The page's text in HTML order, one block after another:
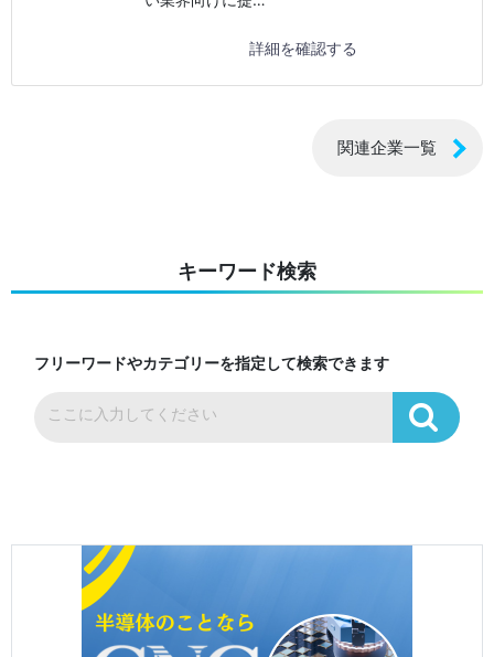
詳細を確認する
関連企業一覧
キーワード検索
フリーワードやカテゴリーを指定して検索できます